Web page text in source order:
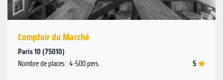
Comptoir du Marché
Paris 10 (75010)
Nombre de places : 4-500 pers. 5